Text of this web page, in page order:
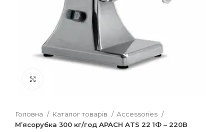
Головна Каталог товарів
Accessories
М’ясорубка 300 кг/год APACH ATS 22 1Ф – 220В